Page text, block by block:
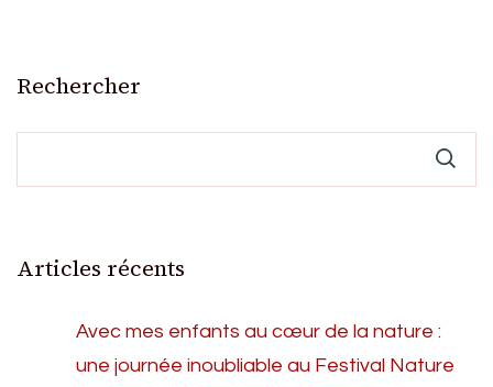
Rechercher
Articles récents
Avec mes enfants au cœur de la nature :
une journée inoubliable au Festival Nature